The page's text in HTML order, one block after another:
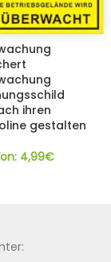
ihren
gestalten
4,99€